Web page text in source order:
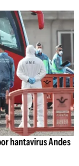
hantavirus Andes